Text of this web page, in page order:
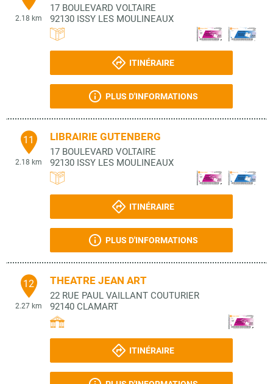
2.18 km
17 BOULEVARD VOLTAIRE
92130 ISSY LES MOULINEAUX
ITINÉRAIRE
PLUS D'INFORMATIONS
11
2.18 km
LIBRAIRIE GUTENBERG
17 BOULEVARD VOLTAIRE
92130 ISSY LES MOULINEAUX
ITINÉRAIRE
PLUS D'INFORMATIONS
12
2.27 km
THEATRE JEAN ART
22 RUE PAUL VAILLANT COUTURIER
92140 CLAMART
ITINÉRAIRE